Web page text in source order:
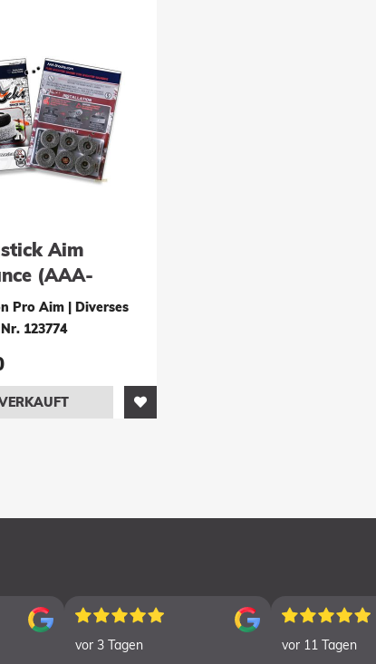
Aim
(AAA-
Mechan! X
Pro Aim | Diverses
Nr. 123774
vor 3 Tagen vor 11 Tagen